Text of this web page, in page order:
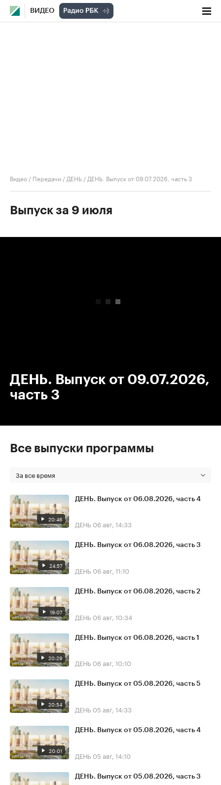
ВИДЕО
Видео / Передачи / ДЕНЬ / ДЕНЬ. Выпуск от 09.07.2026, часть 3
Выпуск за 9 июля
ДЕНЬ. Выпуск от 09.07.2026,
часть 3
Все выпуски программы
За все время
20:46
ДЕНЬ. Выпуск от 06.08.2026, часть 4
ДЕНЬ 06 авг, 14:33
24:57
ДЕНЬ. Выпуск от 06.08.2026, часть 3
ДЕНЬ 06 авг, 11:10
19:07
ДЕНЬ. Выпуск от 06.08.2026, часть 2
ДЕНЬ 06 авг, 10:34
20:29
ДЕНЬ. Выпуск от 06.08.2026, часть 1
ДЕНЬ 06 авг, 10:10
20:54
ДЕНЬ. Выпуск от 05.08.2026, часть 5
ДЕНЬ 05 авг, 14:33
20:01
ДЕНЬ. Выпуск от 05.08.2026, часть 4
ДЕНЬ 05 авг, 14:10
ДЕНЬ. Выпуск от 05.08.2026, часть 3